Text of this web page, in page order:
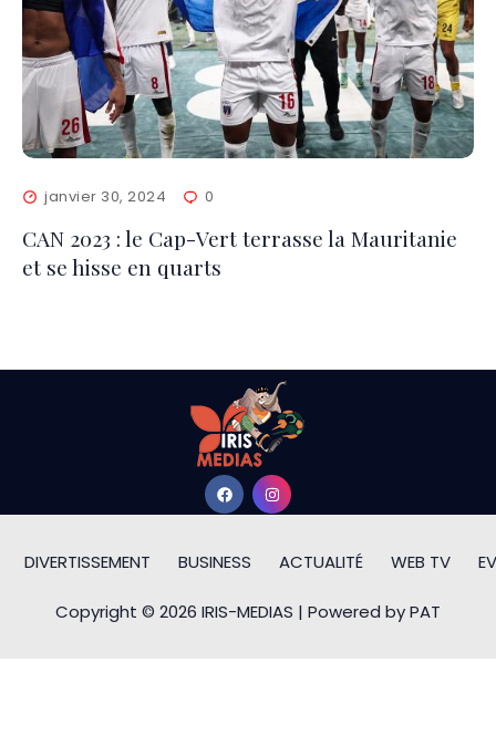
janvier 30, 2024 0
CAN 2023 : le Cap-Vert terrasse la Mauritanie
et se hisse en quarts
DIVERTISSEMENT BUSINESS ACTUALITÉ WEB TV
Copyright © 2026 IRIS-MEDIAS | Powered by PAT